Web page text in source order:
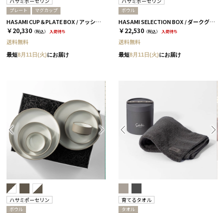
プレート マグカップ
HASAMI CUP＆PLATE BOX / アッシュホワイト［ハサミポーセリン］
￥20,330 （税込） 入荷待ち
送料無料
最短8月11日(火)にお届け
ボウル
HASAMI SELECTION BOX / ダークグレー［ハサミポーセリン］
￥22,530 （税込） 入荷待ち
送料無料
最短8月11日(火)にお届け
ハサミポーセリン
ボウル
育てるタオル
タオル